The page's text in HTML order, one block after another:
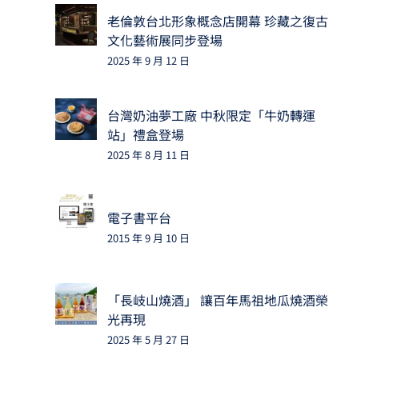
老倫敦台北形象概念店開幕 珍藏之復古
文化藝術展同步登場
2025 年 9 月 12 日
台灣奶油夢工廠 中秋限定「牛奶轉運
站」禮盒登場
2025 年 8 月 11 日
電子書平台
2015 年 9 月 10 日
「長岐山燒酒」 讓百年馬祖地瓜燒酒榮
光再現
2025 年 5 月 27 日